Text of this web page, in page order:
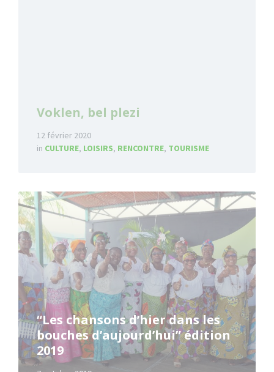
Voklen, bel plezi
12 février 2020
in CULTURE, LOISIRS, RENCONTRE, TOURISME
“Les chansons d’hier dans les
bouches d’aujourd’hui” édition
2019
Read
More